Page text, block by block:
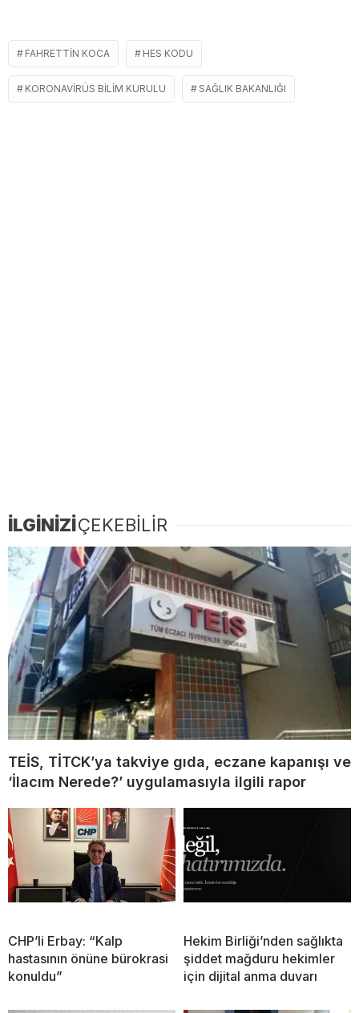
FAHRETTIN KOCA HES KODU
KORONAVIRÜS BILIM KURULU SAĞLIK BAKANLIĞI
İLGİNİZİÇEKEBİLİR
TEİS, TİTCK’ya takviye gıda, eczane kapanışı ve
‘İlacım Nerede?’ uygulamasıyla ilgili rapor
CHP’li Erbay: “Kalp
hastasının önüne bürokrasi
konuldu”
Hekim Birliği’nden sağlıkta
şiddet mağduru hekimler
için dijital anma duvarı